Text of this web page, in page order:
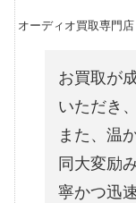
オーディオ買取専門
お買取が
いただき
また、温
同大変励
寧かつ迅